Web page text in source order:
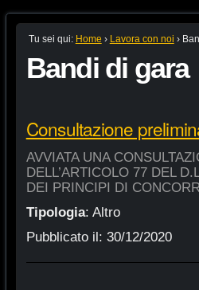
Tu sei qui: Home › Lavora con noi ›
Bandi di gara
Consultazione
AVVIATA UNA
DELL’ARTICOLO 77 DEL
DEI PRINCIPI DI
Tipologia: Altro
Pubblicato il: 30/12/2020